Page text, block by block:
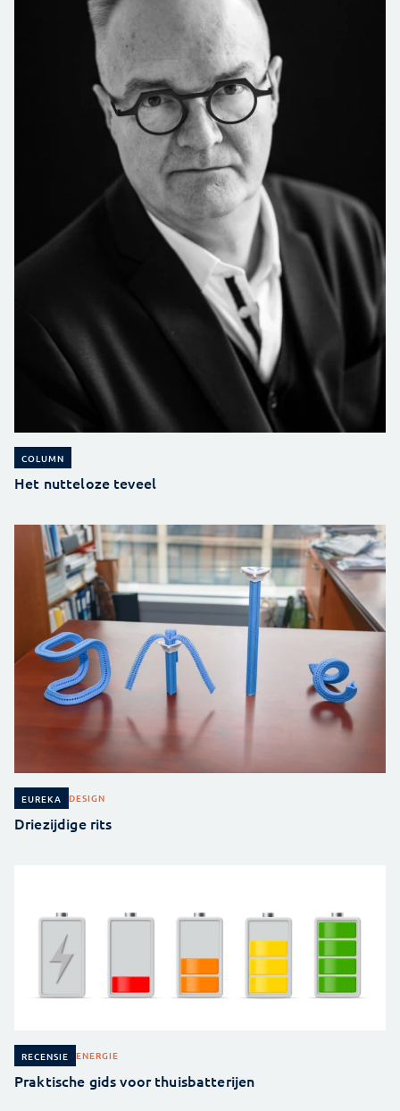
COLUMN
Het nutteloze teveel
EUREKA DESIGN
Driezijdige rits
RECENSIE ENERGIE
Praktische gids voor thuisbatterijen